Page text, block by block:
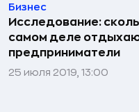
Бизнес
Исследование:
самом деле
предприниматели
25 июля 2019, 13:00